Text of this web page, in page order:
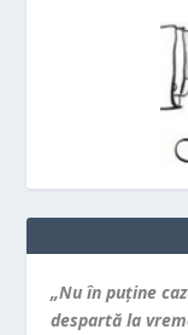
„Nu în puţine
despartă la